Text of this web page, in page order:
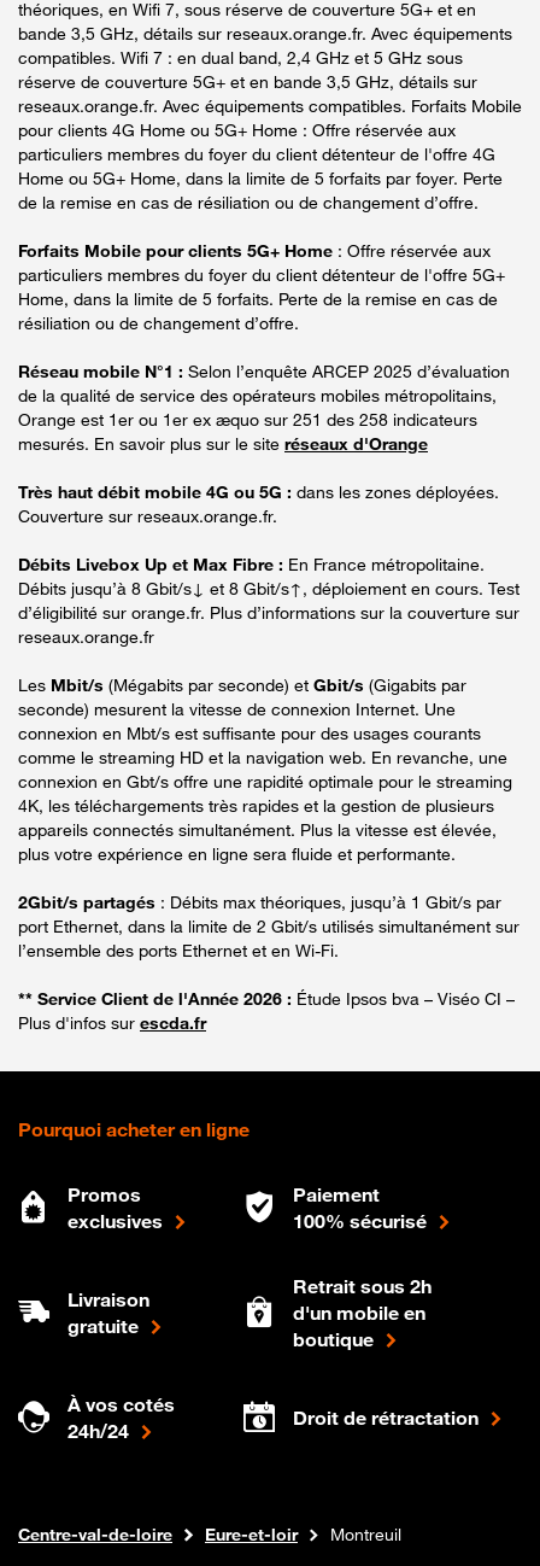
théoriques, en Wifi 7, sous réserve de couverture 5G+ et en
bande 3,5 GHz, détails sur reseaux.orange.fr. Avec équipements
compatibles. Wifi 7 : en dual band, 2,4 GHz et 5 GHz sous
réserve de couverture 5G+ et en bande 3,5 GHz, détails sur
reseaux.orange.fr. Avec équipements compatibles. Forfaits Mobile
pour clients 4G Home ou 5G+ Home : Offre réservée aux
particuliers membres du foyer du client détenteur de l'offre 4G
Home ou 5G+ Home, dans la limite de 5 forfaits par foyer. Perte
de la remise en cas de résiliation ou de changement d’offre.
Forfaits Mobile pour clients 5G+ Home : Offre réservée aux
particuliers membres du foyer du client détenteur de l'offre 5G+
Home, dans la limite de 5 forfaits. Perte de la remise en cas de
résiliation ou de changement d’offre.
Réseau mobile N°1 : Selon l’enquête ARCEP 2025 d’évaluation
de la qualité de service des opérateurs mobiles métropolitains,
Orange est 1er ou 1er ex æquo sur 251 des 258 indicateurs
mesurés. En savoir plus sur le site réseaux d'Orange
Très haut débit mobile 4G ou 5G : dans les zones déployées.
Couverture sur reseaux.orange.fr.
Débits Livebox Up et Max Fibre : En France métropolitaine.
Débits jusqu’à 8 Gbit/s↓ et 8 Gbit/s↑, déploiement en cours. Test
d’éligibilité sur orange.fr. Plus d’informations sur la couverture sur
reseaux.orange.fr
Les Mbit/s (Mégabits par seconde) et Gbit/s (Gigabits par
seconde) mesurent la vitesse de connexion Internet. Une
connexion en Mbt/s est suffisante pour des usages courants
comme le streaming HD et la navigation web. En revanche, une
connexion en Gbt/s offre une rapidité optimale pour le streaming
4K, les téléchargements très rapides et la gestion de plusieurs
appareils connectés simultanément. Plus la vitesse est élevée,
plus votre expérience en ligne sera fluide et performante.
2Gbit/s partagés : Débits max théoriques, jusqu’à 1 Gbit/s par
port Ethernet, dans la limite de 2 Gbit/s utilisés simultanément sur
l’ensemble des ports Ethernet et en Wi-Fi.
** Service Client de l'Année 2026 : Étude Ipsos bva – Viséo CI –
Plus d'infos sur escda.fr
Pourquoi acheter en ligne
Promos
exclusives
Paiement
100% sécurisé
Livraison
gratuite
Retrait sous 2h
d'un mobile en
boutique
À vos cotés
24h/24
Droit de rétractation
Boutique Orange
Internet fibre
Centre-val-de-loire Eure-et-loir Montreuil